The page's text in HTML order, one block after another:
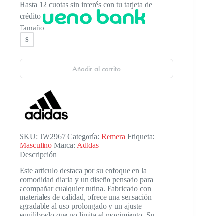
original
era:
₲290.000.
actual
es:
₲190.000.
Hasta 12 cuotas sin interés con tu tarjeta de
crédito
Tamaño
S
Añadir al carrito
SKU: JW2967 Categoría: Remera Etiqueta:
Masculino Marca: Adidas
Descripción
Este artículo destaca por su enfoque en la
comodidad diaria y un diseño pensado para
acompañar cualquier rutina. Fabricado con
materiales de calidad, ofrece una sensación
agradable al uso prolongado y un ajuste